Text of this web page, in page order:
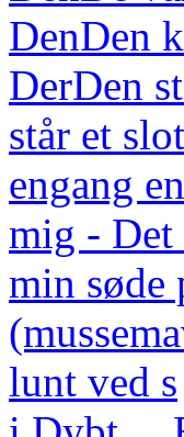
DenDen
DerDen
står et
engang
mig - Det
min søde
lunt ved s